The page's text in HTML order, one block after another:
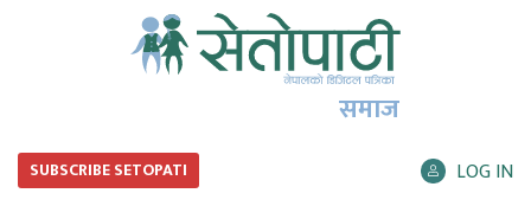
समाज
SUBSCRIBE SETOPATI LOG IN